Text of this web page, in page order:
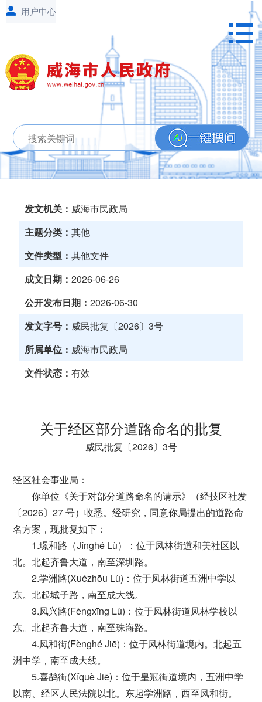
发文机关： 威海市民政局
主题分类：其他
文件类型：其他文件
成文日期：2026-06-26
公开发布日期：2026-06-30
发文字号： 威民批复〔2026〕3号
所属单位： 威海市民政局
文件状态：有效
关于经区部分道路命名的批复
威民批复〔2026〕3号
经区社会事业局：
你单位《关于对部分道路命名的请示》（经技区社发
〔2026〕27 号）收悉。经研究，同意你局提出的道路命
名方案，现批复如下：
1.璟和路（Jǐnghé Lù）：位于凤林街道和美社区以
北。北起齐鲁大道，南至深圳路。
2.学洲路(Xuézhōu Lù)：位于凤林街道五洲中学以
东。北起城子路，南至成大线。
3.凤兴路(Fèngxīng Lù)：位于凤林街道凤林学校以
东。北起齐鲁大道，南至珠海路。
4.凤和街(Fènghé Jiē)：位于凤林街道境内。北起五
洲中学，南至成大线。
5.喜鹊街(Xǐquè Jiē)：位于皇冠街道境内，五洲中学
以南、经区人民法院以北。东起学洲路，西至凤和街。